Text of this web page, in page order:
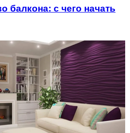
балкона: с чего начать